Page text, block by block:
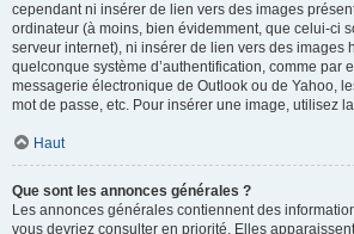
cependant ni insérer de lien vers des images
ordinateur (à moins, bien évidemment, que celui-ci
serveur internet), ni insérer de lien vers des images
quelconque système d’authentification, comme par
messagerie électronique de Outlook ou de Yahoo,
mot de passe, etc. Pour insérer une image, utilisez
Haut
Que sont les annonces générales ?
Les annonces générales contiennent des
vous devriez consulter en priorité. Elles